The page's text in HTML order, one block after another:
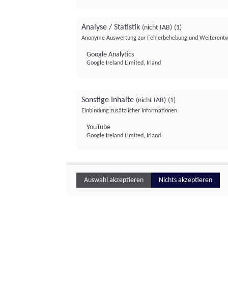
Analyse / Statistik (nicht IAB) (1)
Anonyme Auswertung zur Fehlerbehebung und
Google Analytics
Google Ireland Limited, Irland
Sonstige Inhalte (nicht IAB) (1)
Einbindung zusätzlicher Informationen
YouTube
Google Ireland Limited, Irland
Auswahl akzeptieren Nichts akzeptieren